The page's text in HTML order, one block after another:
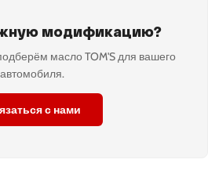
модификацию?
масло TOM'S для вашего
автомобиля.
с нами